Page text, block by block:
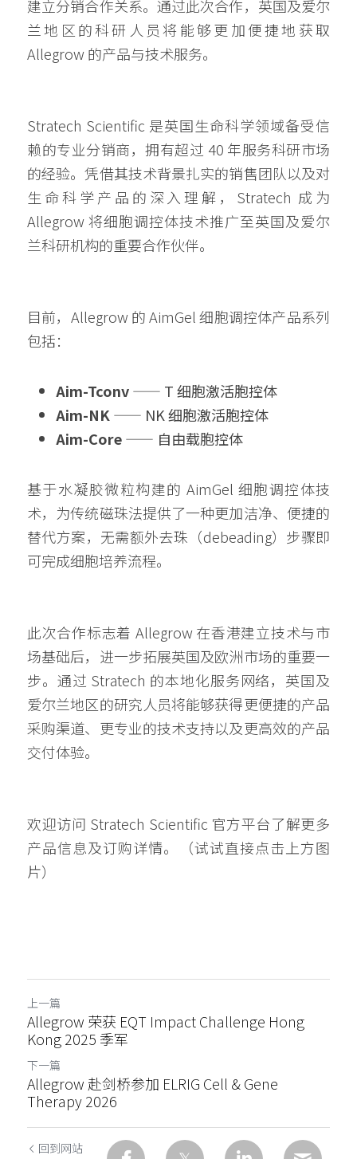
建立分销合作关系。通过此次合作，英国及爱尔
兰地区的科研人员将能够更加便捷地获取
Allegrow 的产品与技术服务。
Stratech Scientific 是英国生命科学领域备受信
赖的专业分销商，拥有超过 40 年服务科研市场
的经验。凭借其技术背景扎实的销售团队以及对
生命科学产品的深入理解，Stratech 成为
Allegrow 将细胞调控体技术推广至英国及爱尔
兰科研机构的重要合作伙伴。
目前，Allegrow 的 AimGel 细胞调控体产品系列
包括：
Aim-Tconv —— T 细胞激活胞控体
Aim-NK —— NK 细胞激活胞控体
Aim-Core —— 自由载胞控体
基于水凝胶微粒构建的 AimGel 细胞调控体技
术，为传统磁珠法提供了一种更加洁净、便捷的
替代方案，无需额外去珠（debeading）步骤即
可完成细胞培养流程。
此次合作标志着 Allegrow 在香港建立技术与市
场基础后，进一步拓展英国及欧洲市场的重要一
步。通过 Stratech 的本地化服务网络，英国及
爱尔兰地区的研究人员将能够获得更便捷的产品
采购渠道、更专业的技术支持以及更高效的产品
交付体验。
欢迎访问 Stratech Scientific 官方平台了解更多
产品信息及订购详情。（试试直接点击上方图
片）
上一篇
Allegrow 荣获 EQT Impact Challenge Hong
Kong 2025 季军
下一篇
Allegrow 赴剑桥参加 ELRIG Cell & Gene
Therapy 2026
回到网站